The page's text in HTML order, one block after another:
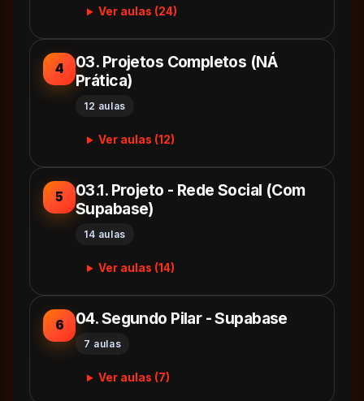
Ver aulas (24)
4
03. Projetos Completos (NÁ
Prática)
12 aulas
Ver aulas (12)
5
03.1. Projeto - Rede Social (Com
Supabase)
14 aulas
Ver aulas (14)
6 04. Segundo Pilar - Supabase
7 aulas
Ver aulas (7)